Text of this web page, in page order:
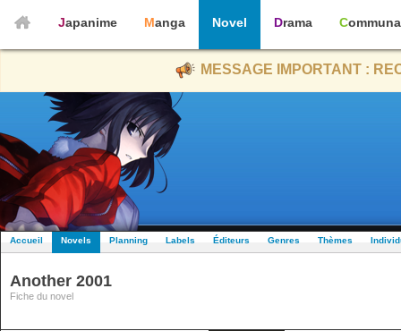
Japanime Manga Novel Drama
MESSAGE IMPORTANT :
Accueil Novels Planning Labels Éditeurs Genres Thèmes
Another 2001
Fiche du novel